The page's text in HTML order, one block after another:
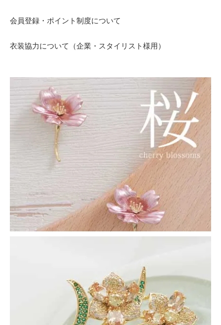
会員登録・ポイント制度について
衣装協力について（企業・スタイリスト様用）